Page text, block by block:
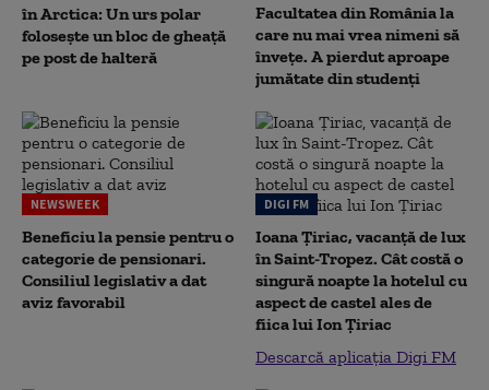
în Arctica: Un urs polar
folosește un bloc de gheață
pe post de halteră
Facultatea din România la
care nu mai vrea nimeni să
înveţe. A pierdut aproape
jumătate din studenţi
NEWSWEEK
Beneficiu la pensie pentru o
categorie de pensionari.
Consiliul legislativ a dat
aviz favorabil
DIGI FM
Ioana Țiriac, vacanță de lux
în Saint-Tropez. Cât costă o
singură noapte la hotelul cu
aspect de castel ales de
fiica lui Ion Țiriac
Descarcă aplicația Digi FM